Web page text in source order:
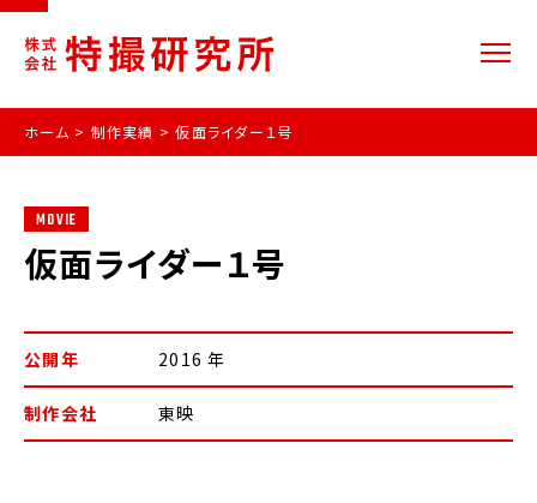
ホーム > 制作実績 >仮面ライダー１号
MOVIE
仮面ライダー１号
公開年 2016 年
制作会社 東映